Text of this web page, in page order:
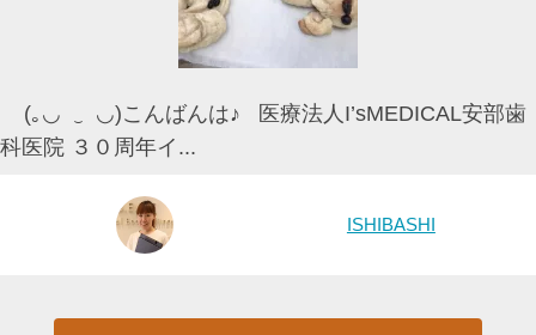
(｡◡ ‿ ◡)こんばんは♪ 医療法人I’sMEDICAL安部歯
科医院 ３０周年イ...
ISHIBASHI